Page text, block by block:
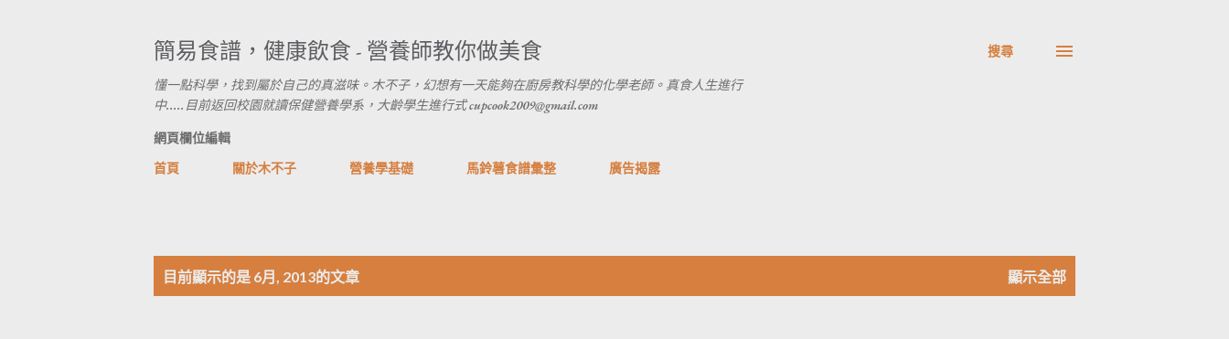
簡易食譜，健康飲食 - 營養師教你做美食
懂一點科學，找到屬於自己的真滋味。木不子，幻想有一天能夠在廚房教科學的化學老師。真食人生進行
中.....目前返回校園就讀保健營養學系，大齡學生進行式 cupcook2009@gmail.com
搜尋
網頁欄位編輯
首頁
關於木不子 營養學基礎 馬鈴薯食譜彙整 廣告揭露
目前顯示的是 6月, 2013的文章 顯示全部